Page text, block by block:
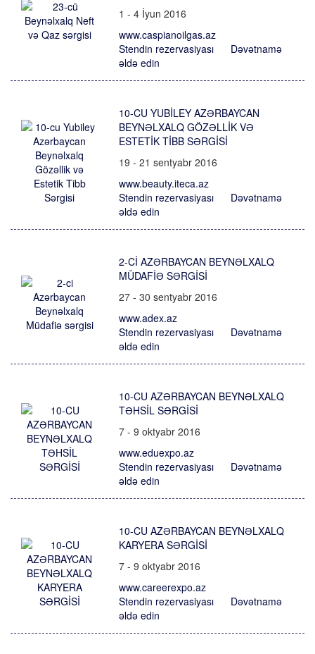
1 - 4 İyun 2016
www.caspianoilgas.az
Stendin rezervasiyası
Dəvətnamə
əldə edin
10-CU YUBILEY AZƏRBAYCAN
BEYNƏLXALQ GÖZƏLLIK VƏ
ESTETIK TIBB SƏRGISI
19 - 21 sentyabr 2016
www.beauty.iteca.az
Stendin rezervasiyası
Dəvətnamə
əldə edin
2-CI AZƏRBAYCAN BEYNƏLXALQ
MÜDAFIƏ SƏRGISI
27 - 30 sentyabr 2016
www.adex.az
Stendin rezervasiyası
Dəvətnamə
əldə edin
10-CU AZƏRBAYCAN BEYNƏLXALQ
TƏHSİL SƏRGİSİ
7 - 9 oktyabr 2016
www.eduexpo.az
Stendin rezervasiyası
Dəvətnamə
əldə edin
10-CU AZƏRBAYCAN BEYNƏLXALQ
KARYERA SƏRGİSİ
7 - 9 oktyabr 2016
www.careerexpo.az
Stendin rezervasiyası
Dəvətnamə
əldə edin